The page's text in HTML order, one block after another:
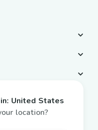
United States
location?